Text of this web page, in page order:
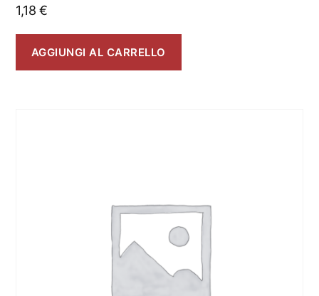
1,18€
AGGIUNGI AL CARRELLO